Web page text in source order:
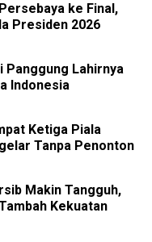
ke Final,
Presiden 2026
Panggung Lahirnya
Indonesia
Ketiga Piala
Tanpa Penonton
Makin Tangguh,
Kekuatan